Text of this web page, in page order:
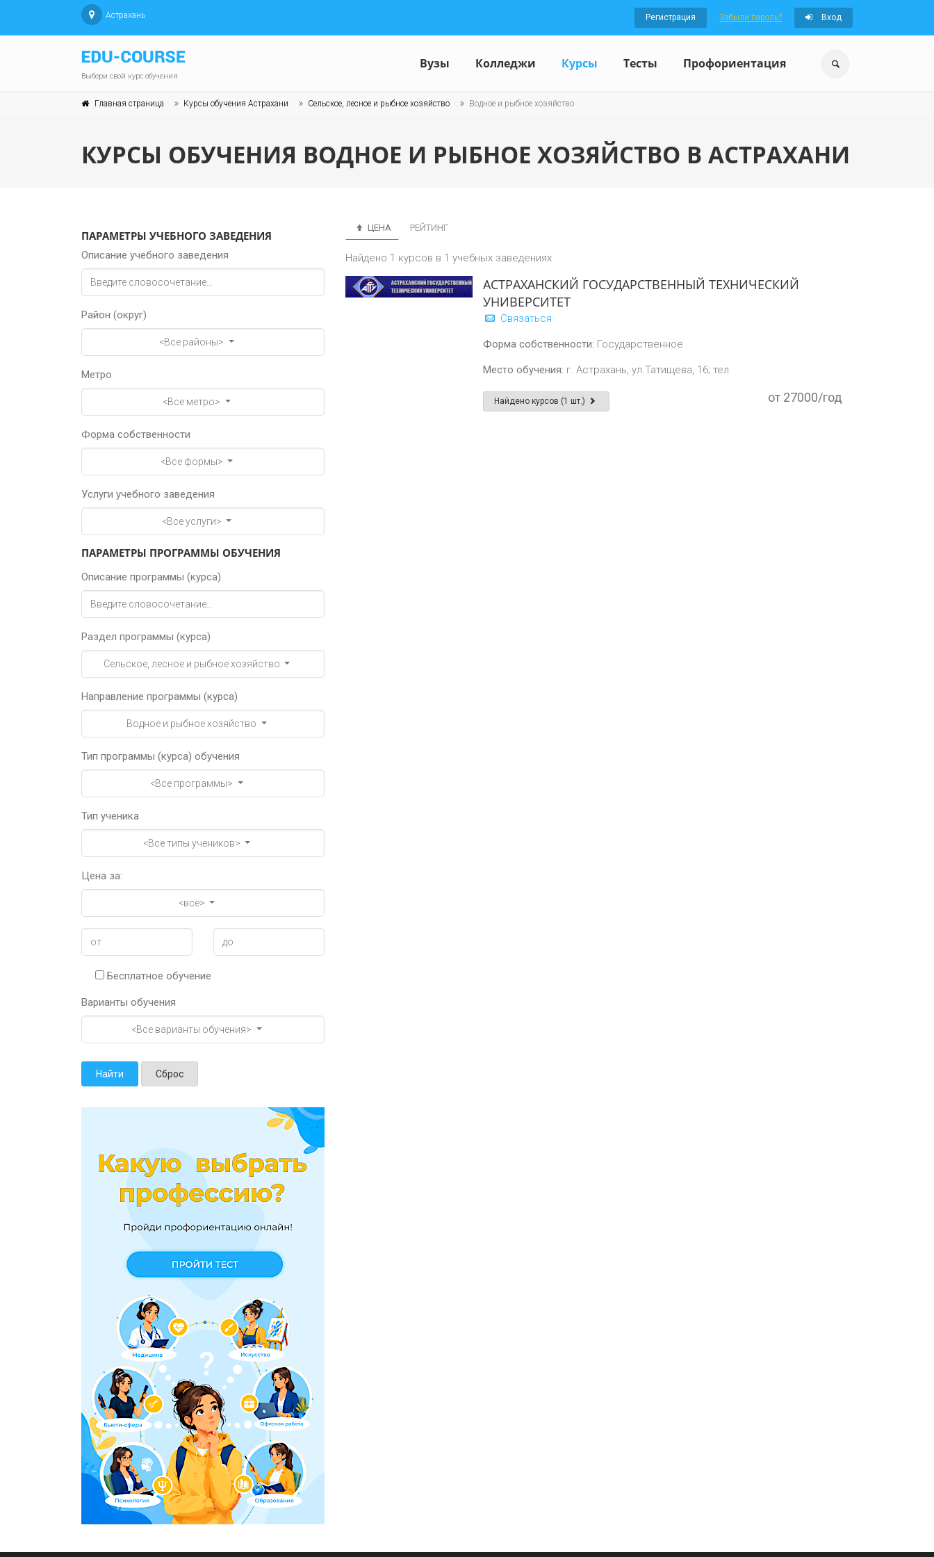
Астрахань Регистрация Забыли пароль? Вход
Выбери свой курс обучения
Вузы Колледжи Курсы Тесты Профориентация
Главная страница Курсы обучения Астрахани Сельское, лесное и рыбное хозяйство Водное и рыбное хозяйство
КУРСЫ ОБУЧЕНИЯ ВОДНОЕ И РЫБНОЕ ХОЗЯЙСТВО В АСТРАХАНИ
ПАРАМЕТРЫ УЧЕБНОГО ЗАВЕДЕНИЯ
Описание учебного заведения
Район (округ)
<Все районы>
Метро
<Все метро>
Форма собственности
<Все формы>
Услуги учебного заведения
<Все услуги>
ПАРАМЕТРЫ ПРОГРАММЫ ОБУЧЕНИЯ
Описание программы (курса)
Раздел программы (курса)
Сельское, лесное и рыбное хозяйство
Направление программы (курса)
Водное и рыбное хозяйство
Тип программы (курса) обучения
<Все программы>
Тип ученика
<Все типы учеников>
Цена за:
<все>
Бесплатное обучение
Варианты обучения
<Все варианты обучения>
Найти Сброс
ЦЕНА РЕЙТИНГ
Найдено 1 курсов в 1 учебных заведениях
АСТРАХАНСКИЙ ГОСУДАРСТВЕННЫЙ ТЕХНИЧЕСКИЙ
УНИВЕРСИТЕТ
Связаться
Форма собственности: Государственное
Место обучения: г. Астрахань, ул.Татищева, 16; тел
Найдено курсов (1 шт.) от 27000/год